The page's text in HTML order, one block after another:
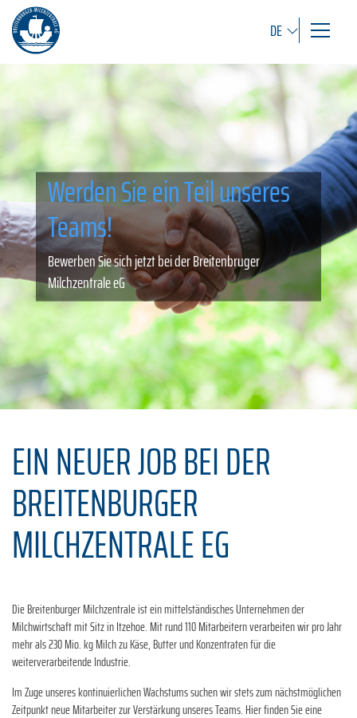
DE
Werden Sie ein Teil unseres
Teams!
Bewerben Sie sich jetzt bei der Breitenbruger
Milchzentrale eG
EIN NEUER JOB BEI DER
BREITENBURGER
MILCHZENTRALE EG
Die Breitenburger Milchzentrale ist ein mittelständisches Unternehmen der
Milchwirtschaft mit Sitz in Itzehoe. Mit rund 110 Mitarbeitern verarbeiten wir pro Jahr
mehr als 230 Mio. kg Milch zu Käse, Butter und Konzentraten für die
weiterverarbeitende Industrie.
Im Zuge unseres kontinuierlichen Wachstums suchen wir stets zum nächstmöglichen
Zeitpunkt neue Mitarbeiter zur Verstärkung unseres Teams. Hier finden Sie eine